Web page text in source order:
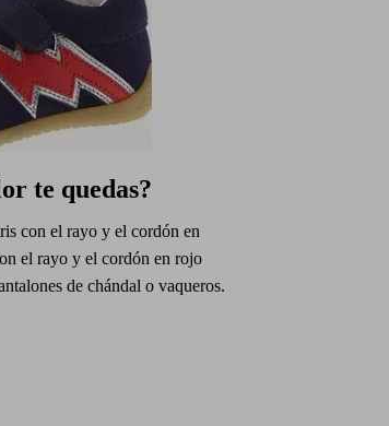
te quedas?
con el rayo y el cordón en
el rayo y el cordón en rojo
de chándal o vaqueros.